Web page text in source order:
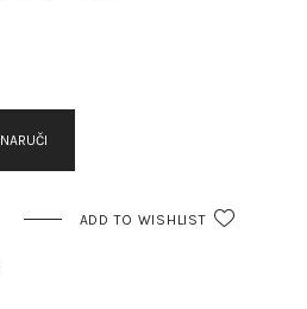
NARUČI
ADD TO WISHLIST